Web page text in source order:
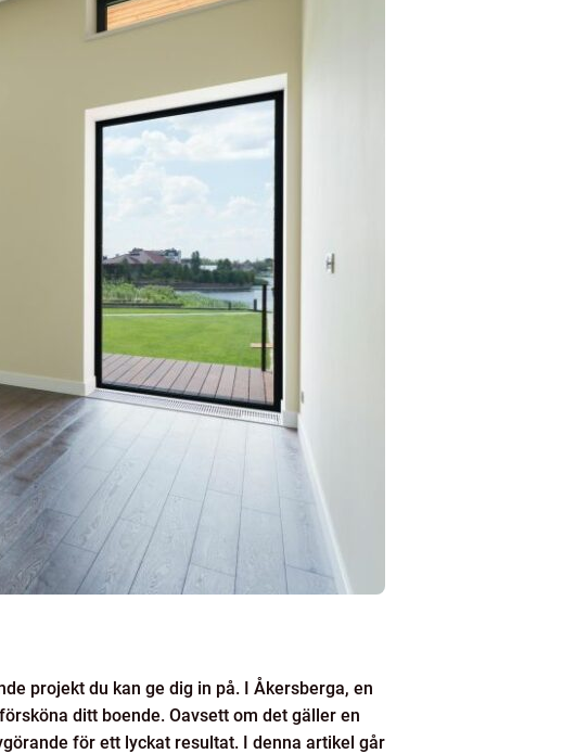
projekt du kan ge dig in på. I Åkersberga, en
ditt boende. Oavsett om det gäller en
för ett lyckat resultat. I denna artikel går